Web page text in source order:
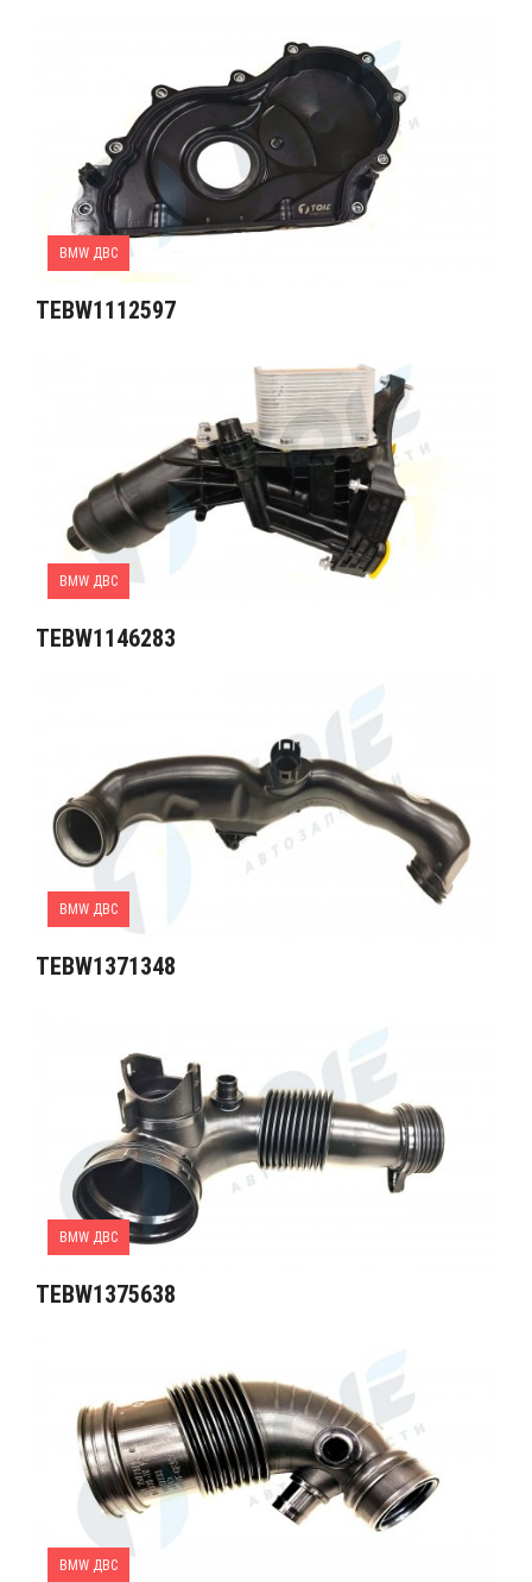
BMW ДВС
TEBW1112597
BMW ДВС
TEBW1146283
BMW ДВС
TEBW1371348
BMW ДВС
TEBW1375638
BMW ДВС